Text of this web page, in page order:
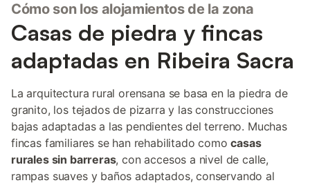
Cómo son los alojamientos de la zona
Casas de piedra y fincas
adaptadas en Ribeira Sacra
La arquitectura rural orensana se basa en la piedra de
granito, los tejados de pizarra y las construcciones
bajas adaptadas a las pendientes del terreno. Muchas
fincas familiares se han rehabilitado comocasas
rurales sin barreras, con accesos a nivel de calle,
rampas suaves y baños adaptados, conservando al